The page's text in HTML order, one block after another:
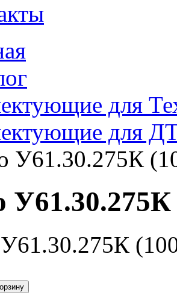
для
для
У61.30.275К
У61.30.275К